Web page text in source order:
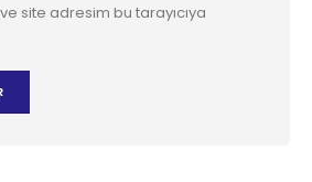
site adresim bu tarayıcıya